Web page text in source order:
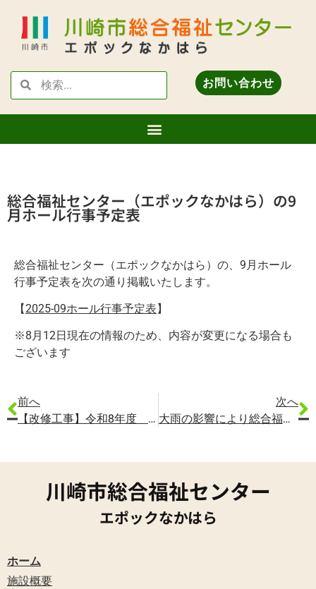
お問い合わせ
総合福祉センター（エポックなかはら）の9
月ホール行事予定表
総合福祉センター（エポックなかはら）の、9 月ホール
行事予定表を次の通り掲載いたします。
【2025-09ホール行事予定表】
※8月12日現在の情報のため、内容が変更になる場合も
ございます
前へ
【改修工事】令和8年度 一部施設の利用休止について【8/27追記あり】
次へ
大雨の影響により総合福祉センター（エポックなかはら）の電話がつながらない状況となっております。
川崎市総合福祉センター
エポックなかはら
ホーム
施設概要